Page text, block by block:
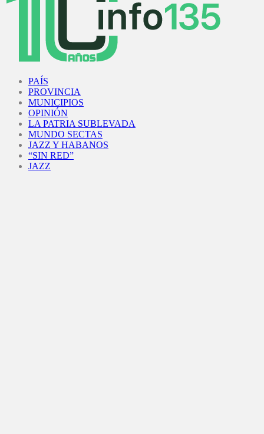
PAÍS
PROVINCIA
MUNICIPIOS
OPINIÓN
LA PATRIA SUBLEVADA
MUNDO SECTAS
JAZZ Y HABANOS
“SIN RED”
JAZZ